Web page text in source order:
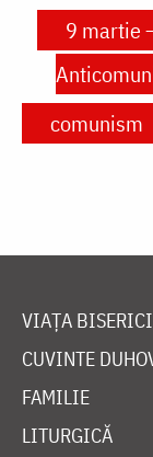
9 martie
comunism
VIAȚA
CUVINTE
FAMILIE
LITURGICĂ